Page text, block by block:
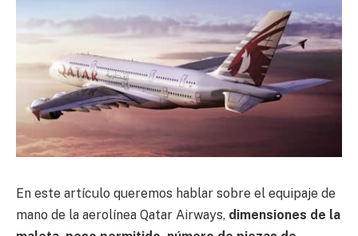
En este artículo queremos hablar sobre el equipaje de
mano de la aerolínea Qatar Airways, dimensiones de la